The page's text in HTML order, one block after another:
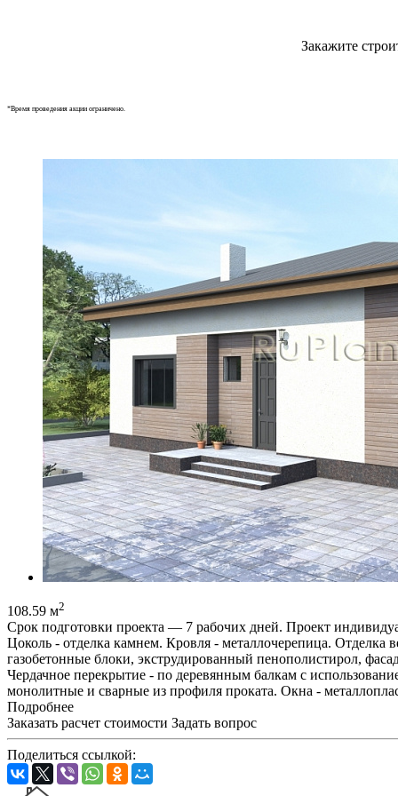
Закажите
*Время проведения акции ограничено.
108.59 м2
Срок подготовки проекта — 7 рабочих дней. Проект
Цоколь - отделка камнем. Кровля - металлочерепица.
газобетонные блоки, экструдированный пенополистирол,
Чердачное перекрытие - по деревянным балкам с
монолитные и сварные из профиля проката. Окна -
Подробнее
Заказать расчет стоимости Задать вопрос
Поделиться ссылкой: